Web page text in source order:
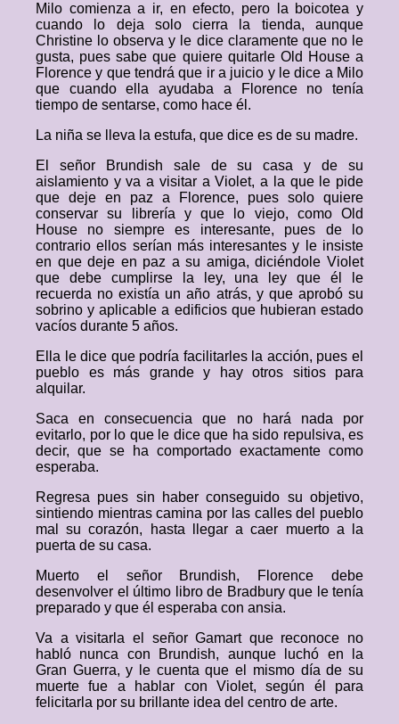
Milo comienza a ir, en efecto, pero la boicotea y
cuando lo deja solo cierra la tienda, aunque
Christine lo observa y le dice claramente que no le
gusta, pues sabe que quiere quitarle Old House a
Florence y que tendrá que ir a juicio y le dice a Milo
que cuando ella ayudaba a Florence no tenía
tiempo de sentarse, como hace él.
La niña se lleva la estufa, que dice es de su madre.
El señor Brundish sale de su casa y de su
aislamiento y va a visitar a Violet, a la que le pide
que deje en paz a Florence, pues solo quiere
conservar su librería y que lo viejo, como Old
House no siempre es interesante, pues de lo
contrario ellos serían más interesantes y le insiste
en que deje en paz a su amiga, diciéndole Violet
que debe cumplirse la ley, una ley que él le
recuerda no existía un año atrás, y que aprobó su
sobrino y aplicable a edificios que hubieran estado
vacíos durante 5 años.
Ella le dice que podría facilitarles la acción, pues el
pueblo es más grande y hay otros sitios para
alquilar.
Saca en consecuencia que no hará nada por
evitarlo, por lo que le dice que ha sido repulsiva, es
decir, que se ha comportado exactamente como
esperaba.
Regresa pues sin haber conseguido su objetivo,
sintiendo mientras camina por las calles del pueblo
mal su corazón, hasta llegar a caer muerto a la
puerta de su casa.
Muerto el señor Brundish, Florence debe
desenvolver el último libro de Bradbury que le tenía
preparado y que él esperaba con ansia.
Va a visitarla el señor Gamart que reconoce no
habló nunca con Brundish, aunque luchó en la
Gran Guerra, y le cuenta que el mismo día de su
muerte fue a hablar con Violet, según él para
felicitarla por su brillante idea del centro de arte.